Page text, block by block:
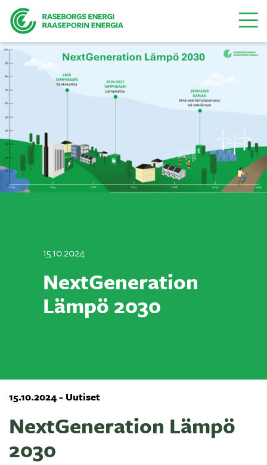
15.10.2024
NextGeneration
Lämpö 2030
15.10.2024 - Uutiset
NextGeneration Lämpö
2030